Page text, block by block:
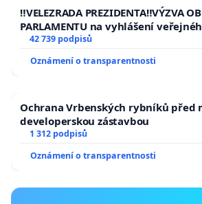
republiky
‼️VELEZRADA PREZIDENTA‼️VÝZVA
PARLAMENTU na vyhlášení
144 jednacího řádu Senátu k
republiky
42 739 podpisů
Oznámení o transparentnosti
Ochrana Vrbenských rybníků před
developerskou zástavbou
1 312 podpisů
Oznámení o transparentnosti